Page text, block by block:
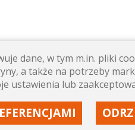
z suplementami dla
koni.
sytuacjach
dane, w tym m.in. pliki
a także na potrzeby
ustawienia lub